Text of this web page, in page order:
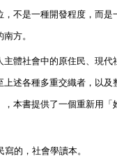
不是一種開發程度，而是
方。
體社會中的原住民、現代
述各種多重交織者，以及
本書提供了一個重新用
寫的，社會學讀本。